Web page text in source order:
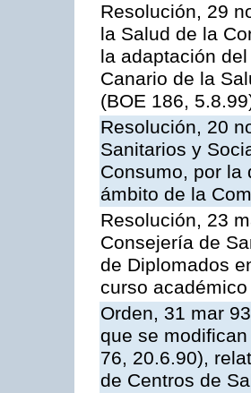
Resolución, 29
la Salud de la
la adaptación
Canario de la
(BOE 186,
Resolución, 20
Sanitarios y
Consumo, por la
ámbito de la
Resolución, 23
Consejería de
de Diplomados
curso
Orden, 31 mar
que se
76, 20.6.90),
de Centros de